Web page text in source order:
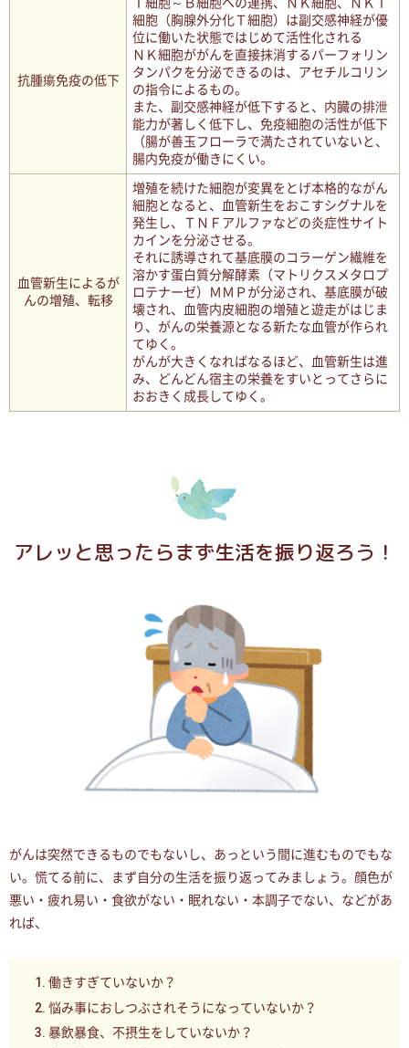
抗腫瘍免疫の低下
細胞（胸腺外分化Ｔ細胞）は副交感神経が優
位に働いた状態ではじめて活性化される
ＮＫ細胞ががんを直接抹消するパーフォリン
タンパクを分泌できるのは、アセチルコリン
の指令によるもの。
また、副交感神経が低下すると、内臓の排泄
能力が著しく低下し、免疫細胞の活性が低下
（腸が善玉フローラで満たされていないと、
腸内免疫が働きにくい。
血管新生によるが
んの増殖、転移
増殖を続けた細胞が変異をとげ本格的ながん
細胞となると、血管新生をおこすシグナルを
発生し、ＴＮＦアルファなどの炎症性サイト
カインを分泌させる。
それに誘導されて基底膜のコラーゲン繊維を
溶かす蛋白質分解酵素（マトリクスメタロプ
ロテナーゼ）ＭＭＰが分泌され、基底膜が破
壊され、血管内皮細胞の増殖と遊走がはじま
り、がんの栄養源となる新たな血管が作られ
てゆく。
がんが大きくなればなるほど、血管新生は進
み、どんどん宿主の栄養をすいとってさらに
おおきく成長してゆく。
アレッと思ったらまず生活を振り返ろう！
がんは突然できるものでもないし、あっという間に進むものでもな
い。慌てる前に、まず自分の生活を振り返ってみましょう。顔色が
悪い・疲れ易い・食欲がない・眠れない・本調子でない、などがあ
れば、
働きすぎていないか？
悩み事におしつぶされそうになっていないか？
暴飲暴食、不摂生をしていないか？